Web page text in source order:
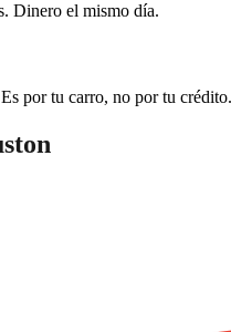
Dinero el mismo día.
por tu carro, no por tu crédito.